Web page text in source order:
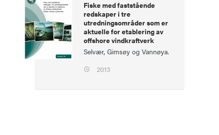
Fiske med faststående
redskaper i tre
utredningsområder som er
aktuelle for etablering av
offshore vindkraftverk
Selvær, Gimsøy og Vannøya.
2013